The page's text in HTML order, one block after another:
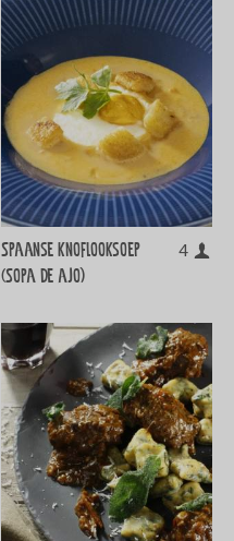
Spaanse knoflooksoep
(Sopa de ajo)
4